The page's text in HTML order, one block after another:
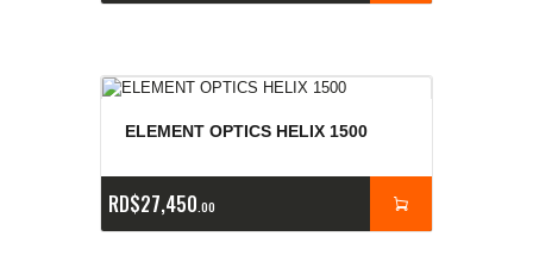
ELEMENT OPTICS HELIX 1500
RD$27,450 00